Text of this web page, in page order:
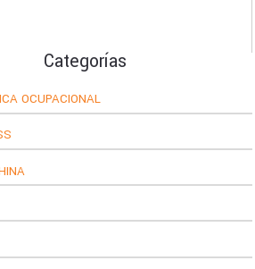
Categorías
OCUPACIONAL